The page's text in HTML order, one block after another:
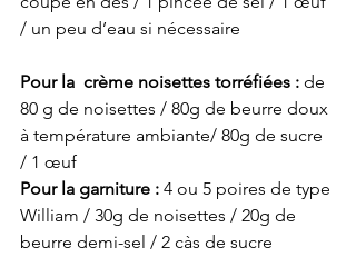
/ un peu d’eau si nécessaire
Pour la  crème noisettes torréfiées : de
80 g de noisettes / 80g de beurre doux
à température ambiante/ 80g de sucre
/ 1 œuf
Pour la garniture : 4 ou 5 poires de type
William / 30g de noisettes / 20g de
beurre demi-sel / 2 càs de sucre